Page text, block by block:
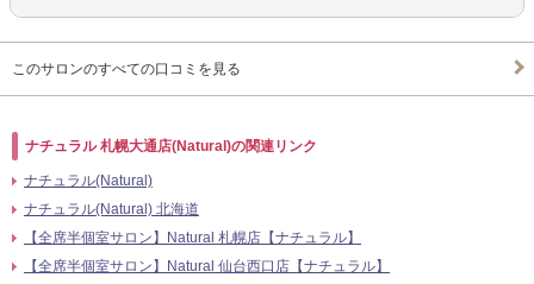
このサロンのすべての口コミを見る
ナチュラル 札幌大通店(Natural)の関連リンク
ナチュラル(Natural)
ナチュラル(Natural) 北海道
【全席半個室サロン】Natural 札幌店【ナチュラル】
【全席半個室サロン】Natural 仙台西口店【ナチュラル】